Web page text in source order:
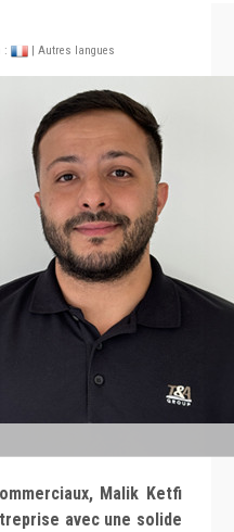
: | Autres langues
Malik Ketfi
avec une solide